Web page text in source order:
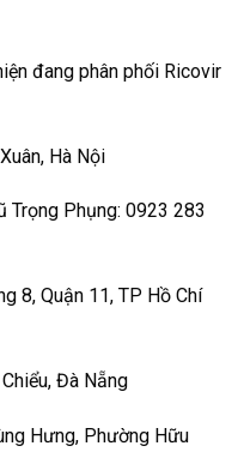
đang phân phối Ricovir
Hà Nội
Trọng Phụng: 0923 283
8, Quận 11, TP Hồ Chí
Đà Nẵng
Hưng, Phường Hữu